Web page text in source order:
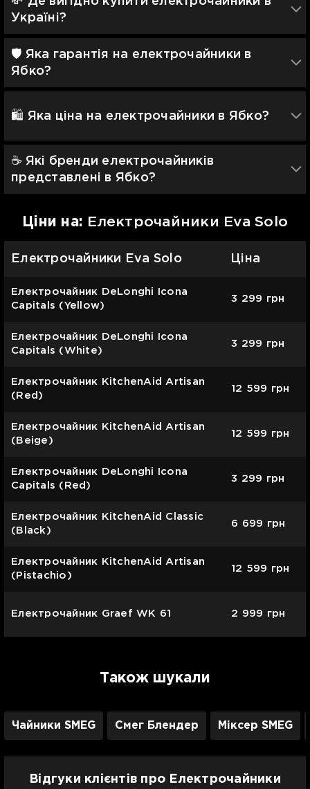
Україні?
🛡 Яка гарантія на електрочайники в
Ябко?
🛍️ Яка ціна на електрочайники в Ябко?
☕️ Які бренди електрочайників
представлені в Ябко?
Цiни на: Електрочайники Eva Solo
Електрочайники Eva Solo Ціна
Електрочайник DeLonghi Icona
Capitals (Yellow)
3 299 грн
Електрочайник DeLonghi Icona
Capitals (White)
3 299 грн
Електрочайник KitchenAid Artisan
(Red)
12 599 грн
Електрочайник KitchenAid Artisan
(Beige)
12 599 грн
Електрочайник DeLonghi Icona
Capitals (Red)
3 299 грн
Електрочайник KitchenAid Classic
(Black)
6 699 грн
Електрочайник KitchenAid Artisan
(Pistachio)
12 599 грн
Електрочайник Graef WK 61 2 999 грн
Також шукали
Чайники SMEG Смег Блендер Міксер SMEG
Відгуки клієнтів про Електрочайники